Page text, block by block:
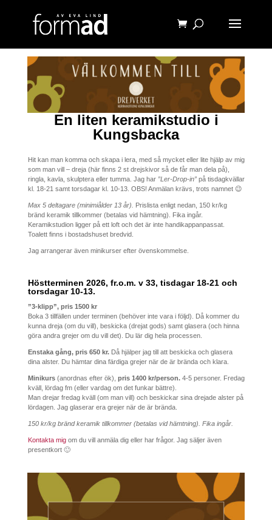
En liten keramikstudio i
Kungsbacka
Hit kan man komma och skapa i lera, med så mycket eller lite hjälp av mig
som man vill – dreja (här finns 2 st drejskivor så de får man dela på),
ringla, kavla, skulptera eller tumma. Jag har ”Ler-Drop-in” på tisdagkvällar
kl. 18-21 samt torsdagar kl. 10-13. OBS! Anmälan krävs, trots namnet 😉
Max 5 deltagare (minimiålder 13 år).
Prislista enligt nedan, 150 kr/kg
bränd keramik tillkommer (betalas vid hämtning). Fika ingår.
Keramikstudion ligger på ett loft och det är inte handikappanpassat.
Toalett finns i bostadshuset bredvid.
Jag arrangerar även minikurser efter övenskommelse.
Höstterminen 2026, fr.o.m. v 33, tisdagar 18-21 och
torsdagar 10-13.
”3-klipp”, pris 1500 kr
Boka 3 tillfällen under terminen (behöver inte vara i följd). Då kommer du
kunna dreja (om du vill), beskicka (drejat gods) samt glasera (och hinna
göra andra grejer om du vill det). Du lär dig hela processen.
Enstaka gång, pris 650 kr.Då hjälper jag till att beskicka och glasera
dina alster. Du hämtar dina färdiga grejer när de är brända och klara.
Minikurs(anordnas efter ök), pris 1400 kr/person.4-5 personer. Fredag
kväll, lördag fm (eller vardag om det funkar bättre).
Man drejar fredag kväll (om man vill) och beskickar sina drejade alster på
lördagen. Jag glaserar era grejer när de är brända.
150 kr/kg bränd keramik tillkommer (betalas vid hämtning). Fika ingår.
Kontakta migom du vill anmäla dig eller har frågor. Jag säljer även
presentkort 🙂